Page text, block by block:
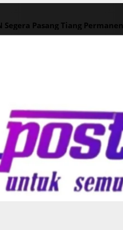
Pasang Tiang Permanen